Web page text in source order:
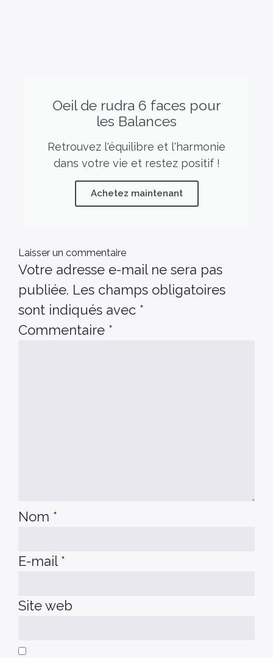
Oeil de rudra 6 faces pour
les Balances
Retrouvez l'équilibre et l'harmonie
dans votre vie et restez positif !
Achetez maintenant
Laisser un commentaire
Votre adresse e-mail ne sera pas
publiée. Les champs obligatoires
sont indiqués avec *
Commentaire *
Nom *
E-mail*
Site web